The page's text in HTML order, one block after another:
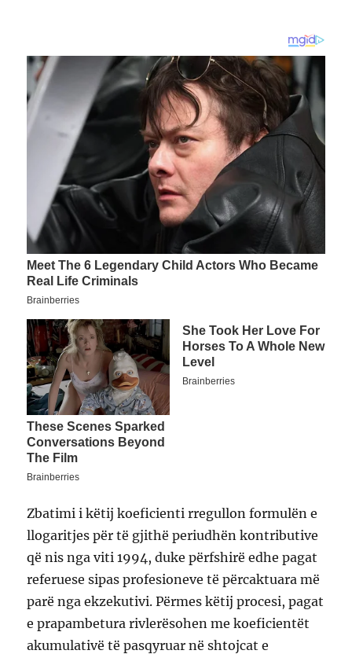
Zbatimi i këtij koeficienti rregullon formulën e
llogaritjes për të gjithë periudhën kontributive
që nis nga viti 1994, duke përfshirë edhe pagat
referuese sipas profesioneve të përcaktuara më
parë nga ekzekutivi. Përmes këtij procesi, pagat
e prapambetura rivlerësohen me koeficientët
akumulativë të pasqyruar në shtojcat e